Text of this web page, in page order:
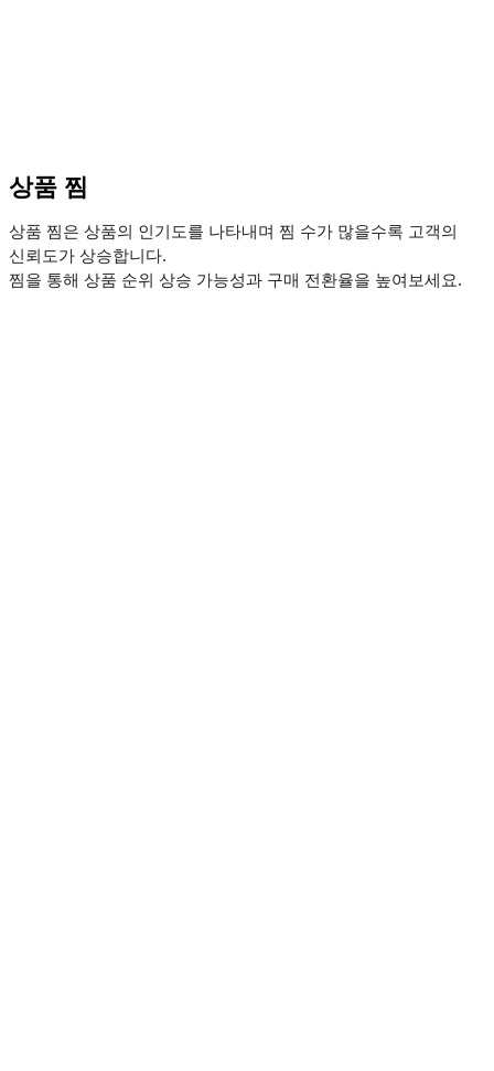
상품 찜
상품 찜은 상품의 인기도를 나타내며 찜 수가 많을수록 고객의
신뢰도가 상승합니다.
찜을 통해 상품 순위 상승 가능성과 구매 전환율을 높여보세요.